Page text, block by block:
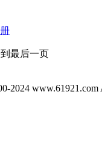
最后一页
2024